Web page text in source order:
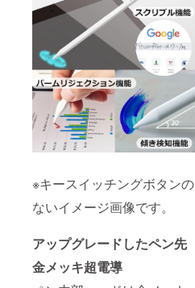
※キースイッチングボタンの
ないイメージ画像です。
アップグレードしたペン先
金メッキ超電導